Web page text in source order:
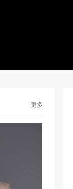
更多